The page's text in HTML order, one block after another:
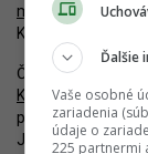
modernizácii
Krížnej aj
Čo sa týka iných
Kozmosu na
popri Košickej či
Jégého a
Ďalšie
Vaše osobné
zariadenia
údaje o
225 partnermi